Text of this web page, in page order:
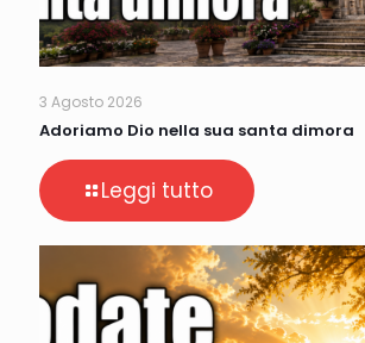
3 Agosto 2026
Adoriamo Dio nella sua santa dimora
Leggi tutto